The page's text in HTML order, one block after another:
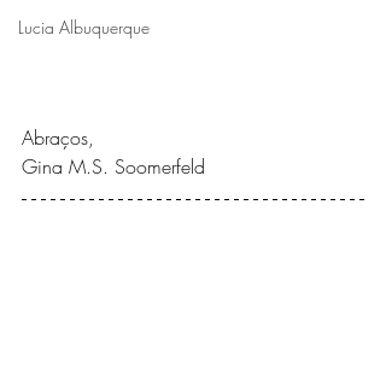
Lucia Albuquerque
Abraços,
Gina M.S. Soomerfeld